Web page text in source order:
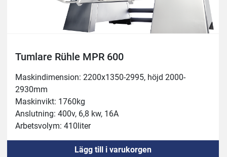
Tumlare Rühle MPR 600
Maskindimension: 2200x1350-2995, höjd 2000-
2930mm
Maskinvikt: 1760kg
Anslutning: 400v, 6,8 kw, 16A
Arbetsvolym: 410liter
Behållare: 600liter
Köldmedel: R452ALägg till i varukorgen